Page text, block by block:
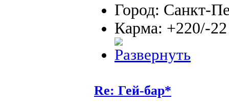
Город: Санкт-
Карма: +220/-22
Re: Гей-бар*